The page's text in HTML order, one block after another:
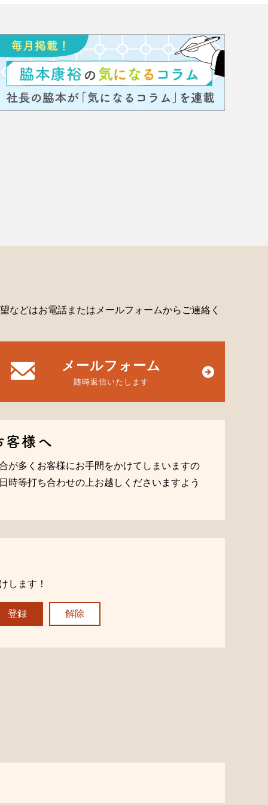
などはお電話またはメールフォームからご連絡く
メールフォーム
随時返信いたします
客様へ
が多くお客様にお手間をかけてしまいますの
時等打ち合わせの上お越しくださいますよう
します！
登録 解除